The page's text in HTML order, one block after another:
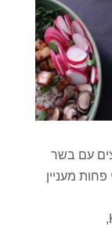
עם בשר
מעניין